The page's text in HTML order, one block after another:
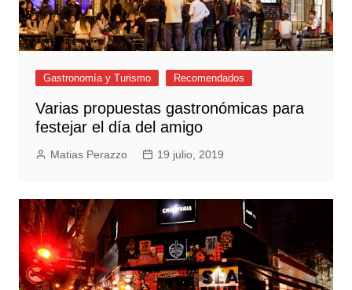
Gastronomía y Turismo Recomendados
Varias propuestas gastronómicas para
festejar el día del amigo
Matias Perazzo 19 julio, 2019